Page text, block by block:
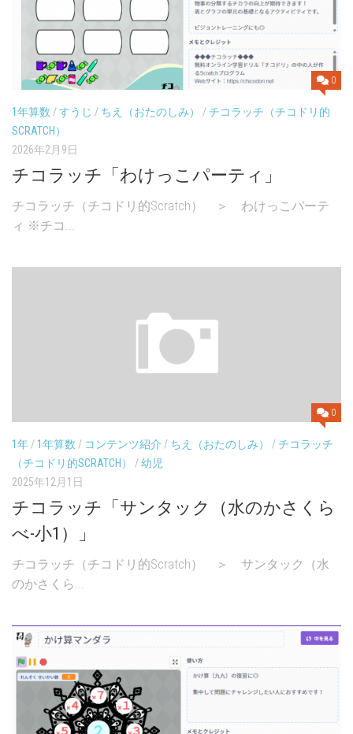
0
1年算数 /すうじ / ちえ（おたのしみ） /チコラッチ（チコドリ的
SCRATCH）
2026年2月9日
チコラッチ「わけっこパーティ」
チコラッチ（チコドリ的Scratch） ＞ わけっこパーテ
ィ ※チコ...
0
1年 / 1年算数 / コンテンツ紹介 / ちえ（おたのしみ） /チコラッチ
（チコドリ的SCRATCH）
/幼児
2025年12月1日
チコラッチ「サンタック（水のかさくら
べ-小1）」
チコラッチ（チコドリ的Scratch） ＞ サンタック（水
のかさくら...